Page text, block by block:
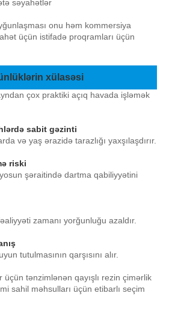
səyahətlər
onu həm kommersiya
üçün istifadə proqramları üçün
xülasəsi
çox praktiki açıq havada işləmək
sabit gəzinti
və yaş ərazidə tarazlığı yaxşılaşdırır.
riski
şəraitində dartma qabiliyyətini
zamanı yorğunluğu azaldır.
tutulmasının qarşısını alır.
tənzimlənən qayışlı rezin çimərlik
sahil məhsulları üçün etibarlı seçim